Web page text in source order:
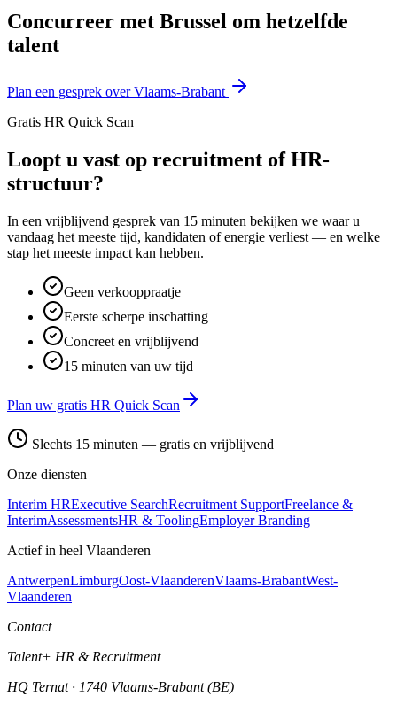
Concurreer met Brussel om hetzelfde
talent
Plan een gesprek over Vlaams-Brabant
Gratis HR Quick Scan
Loopt u vast op recruitment of HR-
structuur?
In een vrijblijvend gesprek van 15 minuten bekijken we waar u
vandaag het meeste tijd, kandidaten of energie verliest — en welke
stap het meeste impact kan hebben.
Geen verkooppraatje
Eerste scherpe inschatting
Concreet en vrijblijvend
15 minuten van uw tijd
Plan uw gratis HR Quick Scan
Slechts 15 minuten — gratis en vrijblijvend
Onze diensten
Interim HRExecutive SearchRecruitment SupportFreelance &
InterimAssessmentsHR & ToolingEmployer Branding
Actief in heel Vlaanderen
AntwerpenLimburgOost-VlaanderenVlaams-BrabantWest-
Vlaanderen
Contact
Talent+ HR & Recruitment
HQ Ternat · 1740 Vlaams-Brabant (BE)